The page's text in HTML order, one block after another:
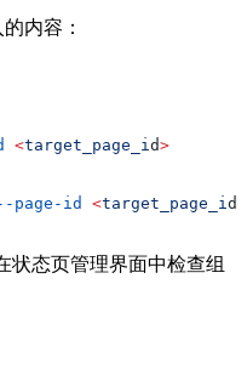
内容：
<target_page_i d>
page-id <target_page_i d
状态页管理界面中检查组